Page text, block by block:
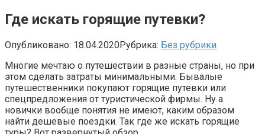
Где искать горящие путевки?
Опубликовано: 18.04.2020Рубрика: Без рубрики
Многие мечтаю о путешествии в разные страны, но при
этом сделать затраты минимальными. Бывалые
путешественники покупают горящие путевки или
спецпредложения от туристической фирмы. Ну а
новички вообще понятия не имеют, каким образом
найти дешевые поездки. Так где же искать горящие